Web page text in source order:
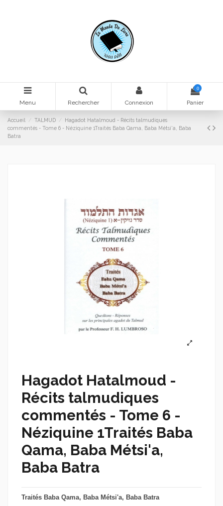
Menu Rechercher Connexion
0
Panier
Accueil TALMUD
Hagadot Hatalmoud - Récits talmudiques
commentés - Tome 6 - Néziquine 1Traités Baba Qama, Baba Métsi'a, Baba
Batra
Hagadot Hatalmoud -
Récits talmudiques
commentés - Tome 6 -
Néziquine 1Traités Baba
Qama, Baba Métsi'a,
Baba Batra
Traités Baba Qama, Baba Métsi'a, Baba Batra